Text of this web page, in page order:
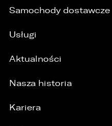
Samochody dostawcze
Usługi
Aktualności
Nasza historia
Kariera